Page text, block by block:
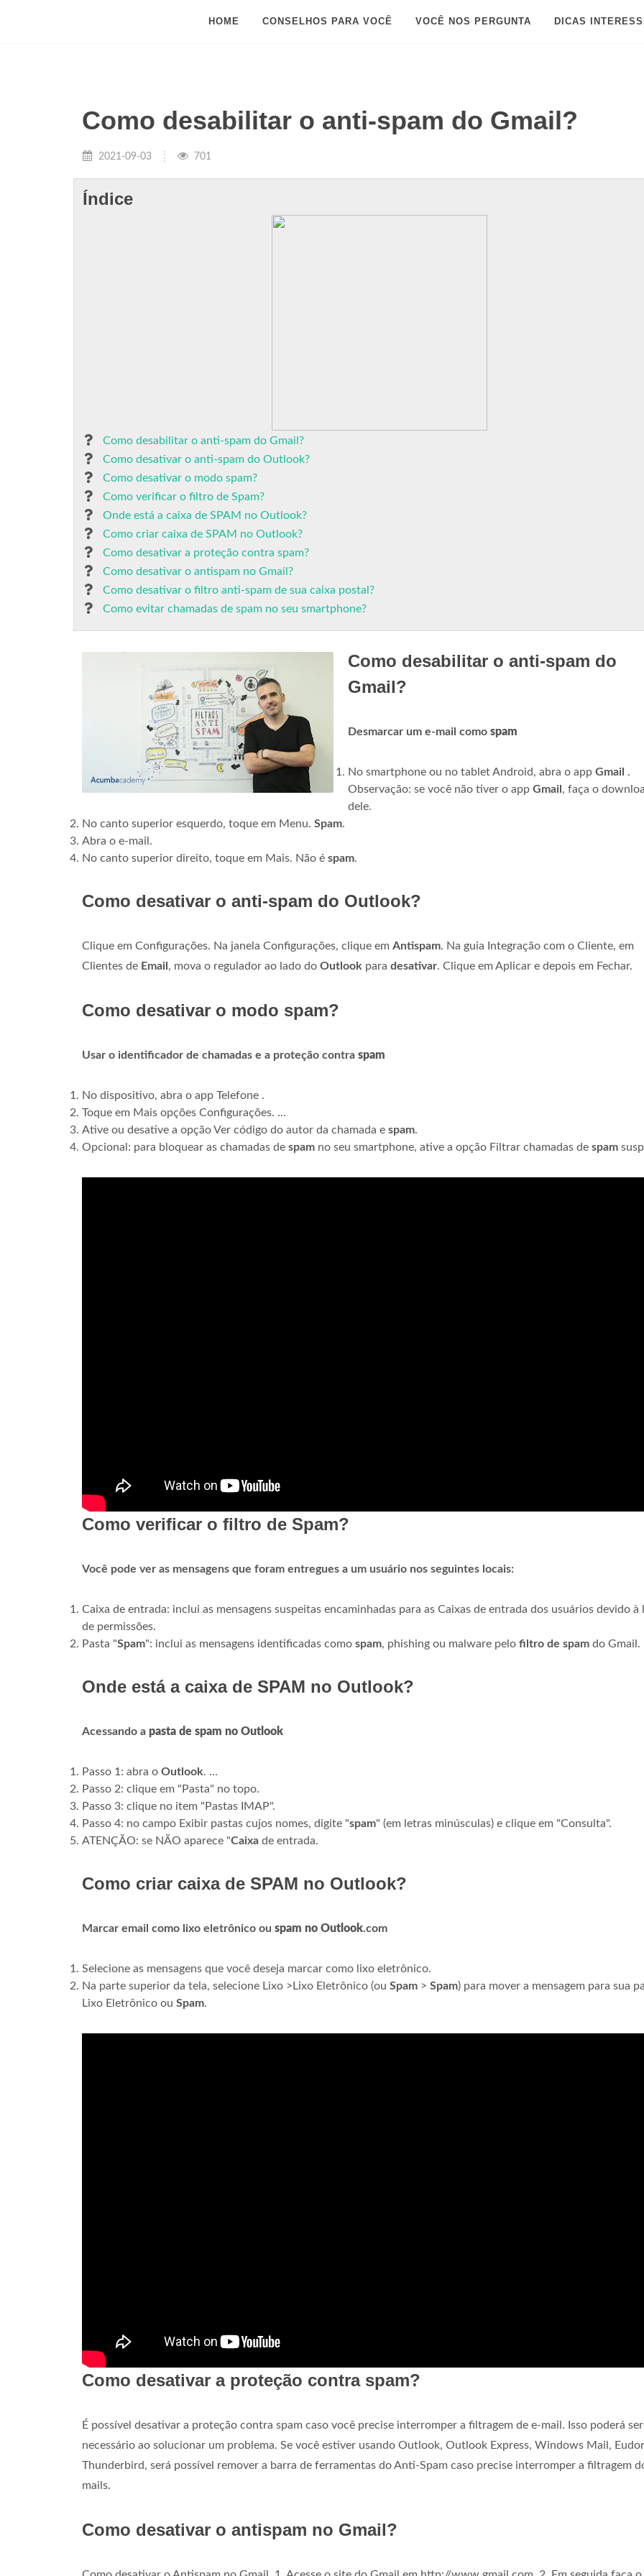
HOME CONSELHOS PARA VOCÊ VOCÊ NOS PERGUNTA DICAS
Como desabilitar o anti-spam do Gmail?
2021-09-03 701
Índice
Como desabilitar o anti-spam do Gmail?
Como desativar o anti-spam do Outlook?
Como desativar o modo spam?
Como verificar o filtro de Spam?
Onde está a caixa de SPAM no Outlook?
Como criar caixa de SPAM no Outlook?
Como desativar a proteção contra spam?
Como desativar o antispam no Gmail?
Como desativar o filtro anti-spam de sua caixa postal?
Como evitar chamadas de spam no seu smartphone?
Como desabilitar o anti-spam do
Gmail?
Desmarcar um e-mail como spam
No smartphone ou no tablet Android, abra o app Gmail .
Observação: se você não tiver o app Gmail , faça o
dele.
No canto superior esquerdo, toque em Menu. Spam.
Abra o e-mail.
No canto superior direito, toque em Mais. Não é spam.
Como desativar o anti-spam do Outlook?
Clique em Configurações. Na janela Configurações, clique em Antispam. Na guia Integração com o Cliente, em
Clientes de Email , mova o regulador ao lado do Outlook para desativar. Clique em Aplicar e depois em Fechar.
Como desativar o modo spam?
Usar o identificador de chamadas e a proteção contra spam
No dispositivo, abra o app Telefone .
Toque em Mais opções Configurações. ...
Ative ou desative a opção Ver código do autor da chamada e spam.
Opcional: para bloquear as chamadas de spam no seu smartphone, ative a opção Filtrar chamadas de spam
Como verificar o filtro de Spam?
Você pode ver as mensagens que foram entregues a um usuário nos seguintes locais:
Caixa de entrada: inclui as mensagens suspeitas encaminhadas para as Caixas de entrada dos usuários devido à
de permissões.
Pasta "Spam": inclui as mensagens identificadas como spam, phishing ou malware pelo filtro de spam do Gmail.
Onde está a caixa de SPAM no Outlook?
Acessando a pasta de spam no Outlook
Passo 1: abra o Outlook. ...
Passo 2: clique em "Pasta" no topo.
Passo 3: clique no item "Pastas IMAP".
Passo 4: no campo Exibir pastas cujos nomes, digite "spam" (em letras minúsculas) e clique em "Consulta".
ATENÇÃO: se NÃO aparece "Caixa de entrada.
Como criar caixa de SPAM no Outlook?
Marcar email como lixo eletrônico ou spam no Outlook.com
Selecione as mensagens que você deseja marcar como lixo eletrônico.
Na parte superior da tela, selecione Lixo >Lixo Eletrônico (ou Spam > Spam) para mover a mensagem para sua
Lixo Eletrônico ou Spam.
Como desativar a proteção contra spam?
É possível desativar a proteção contra spam caso você precise interromper a filtragem de e-mail. Isso poderá ser
necessário ao solucionar um problema. Se você estiver usando Outlook, Outlook Express, Windows Mail,
Thunderbird, será possível remover a barra de ferramentas do Anti-Spam caso precise interromper a filtragem
mails.
Como desativar o antispam no Gmail?